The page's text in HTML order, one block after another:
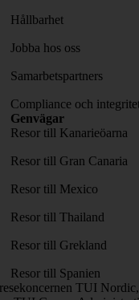
Hållbarhet
Jobba hos oss
Samarbetspartners
Compliance och
Genvägar
Resor till Kanarieöarna
Resor till Gran Canaria
Resor till Mexico
Resor till Thailand
Resor till Grekland
Resor till Spanien
TUI